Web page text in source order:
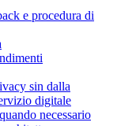
e procedura di
sin dalla
digitale
necessario